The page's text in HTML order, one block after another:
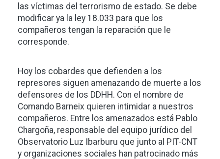
las víctimas del terrorismo de estado. Se debe
modificar ya la ley 18.033 para que los
compañeros tengan la reparación que le
corresponde.
Hoy los cobardes que defienden a los
represores siguen amenazando de muerte a los
defensores de los DDHH. Con el nombre de
Comando Barneix quieren intimidar a nuestros
compañeros. Entre los amenazados está Pablo
Chargoña, responsable del equipo jurídico del
Observatorio Luz Ibarburu que junto al PIT-CNT
y organizaciones sociales han patrocinado más